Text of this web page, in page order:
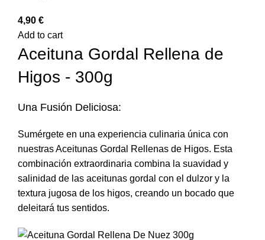
€
Add to cart
Aceituna Gordal Rellena de
Higos - 300g
Una Fusión Deliciosa:
Sumérgete en una experiencia culinaria única con
nuestras Aceitunas Gordal Rellenas de Higos. Esta
combinación extraordinaria combina la suavidad y
salinidad de las aceitunas gordal con el dulzor y la
textura jugosa de los higos, creando un bocado que
deleitará tus sentidos.